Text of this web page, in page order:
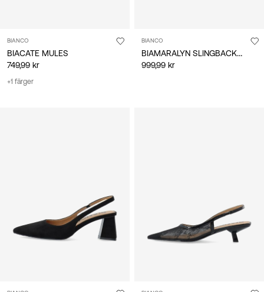
BIANCO
BIACATE MULES
749,99 kr
+1 färger
BIANCO
BIAMARALYN SLINGBACKSKOR
999,99 kr